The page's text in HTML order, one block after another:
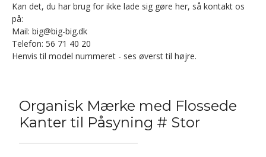
Kan det, du har brug for ikke lade sig gøre her, så kontakt os
på:
Mail: big@big-big.dk
Telefon: 56 71 40 20
Henvis til model nummeret - ses øverst til højre.
Organisk Mærke med Flossede
Kanter til Påsyning # Stor